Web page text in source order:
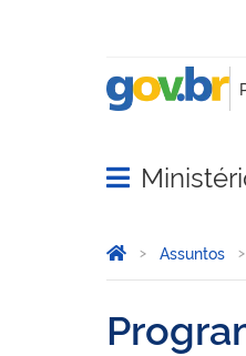
Abrir menu
Você está aqui:
Página Inicial
Assuntos